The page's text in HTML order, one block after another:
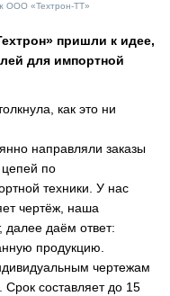
ООО «Техтрон-ТТ»
пришли к идее,
для импортной
как это ни
направляли заказы
цепей по
техники. У нас
чертёж, наша
далее даём ответ:
продукцию.
чертежам
составляет до 15